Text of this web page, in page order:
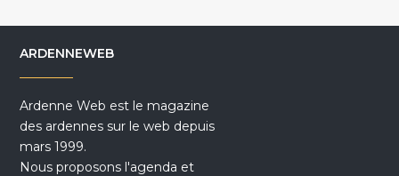
ARDENNEWEB
Ardenne Web est le magazine
des ardennes sur le web depuis
mars 1999.
Nous proposons l'agenda et